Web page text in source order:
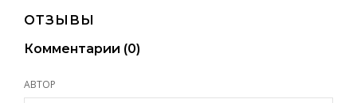
ОТЗЫВЫ
Комментарии (0)
АВТОР